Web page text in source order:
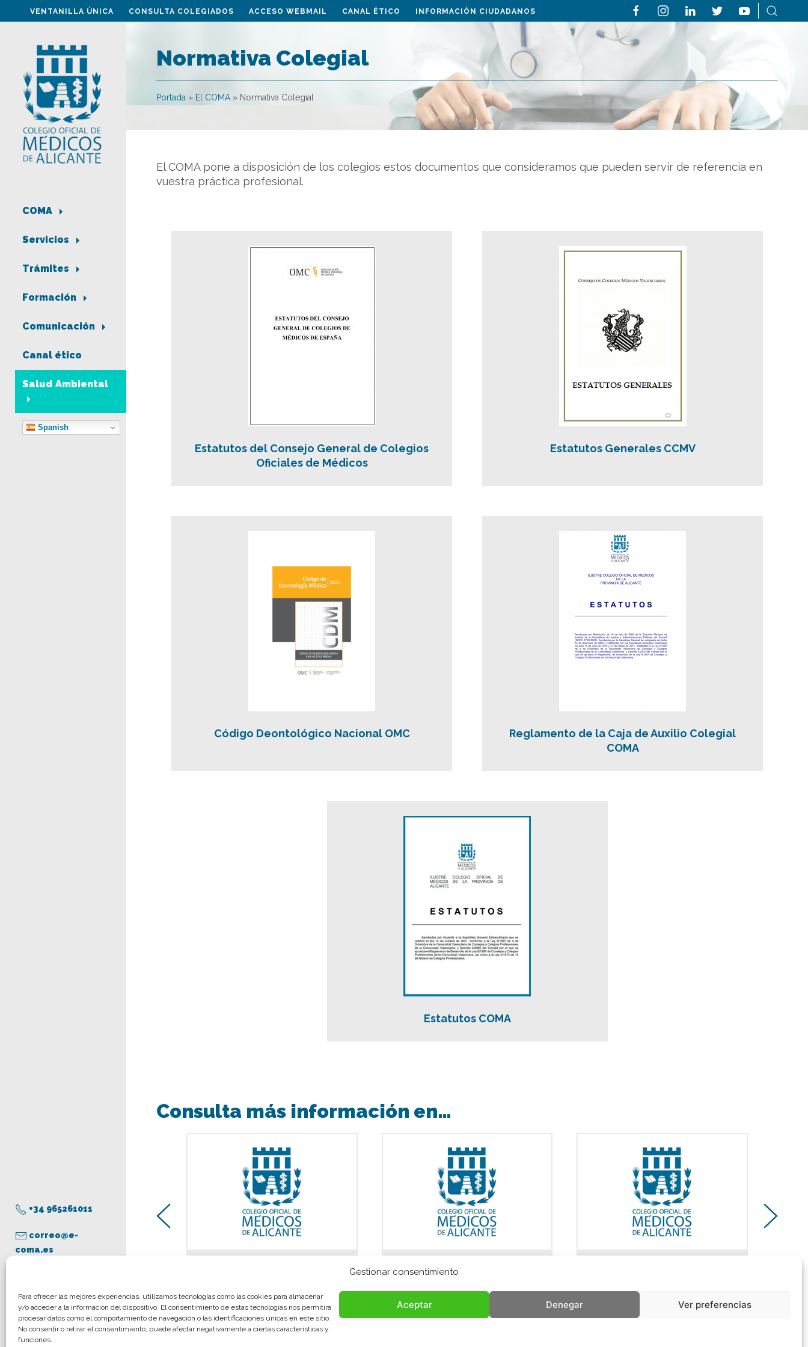
Gestionar consentimiento
Para ofrecer las mejores experiencias, utilizamos tecnologías como las cookies para almacenar
y/o acceder a la información del dispositivo. El consentimiento de estas tecnologías nos permitirá
procesar datos como el comportamiento de navegación o las identificaciones únicas en este sitio.
No consentir o retirar el consentimiento, puede afectar negativamente a ciertas características y
funciones.
Aceptar Denegar Ver preferencias
VENTANILLA ÚNICA CONSULTA COLEGIADOS ACCESO WEBMAIL CANAL ÉTICO INFORMACIÓN CIUDADANOS
COMA
Servicios
Trámites
Formación
Comunicación
Canal ético
Salud Ambiental
Spanish
+34 965261011
correo@e-
coma.es
Aviso legal
Política de privacidad
Política de cookies
Normativa Colegial
Portada » El COMA » Normativa Colegial
El COMA pone a disposición de los colegios estos documentos que consideramos que pueden servir de referencia en
vuestra práctica profesional.
Estatutos del Consejo General de Colegios
Oficiales de Médicos
Estatutos Generales CCMV
Código Deontológico Nacional OMC
Reglamento de la Caja de Auxilio Colegial
COMA
Estatutos COMA
Consulta más información en…
Aviso legal